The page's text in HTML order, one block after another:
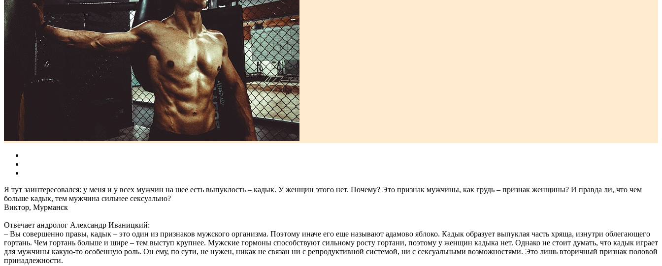
Я тут заинтересовался: у меня и у всех мужчин на шее есть выпуклость – кадык. У женщин этого нет. Почему? Это признак мужчины, как грудь – признак женщины? И правда ли, что чем
больше кадык, тем мужчина сильнее сексуально?
Виктор, Мурманск
Отвечает андролог Александр Иваницкий:
– Вы совершенно правы, кадык – это один из признаков мужского организма. Поэтому иначе его еще называют адамово яблоко. Кадык образует выпуклая часть хряща, изнутри облегающего
гортань. Чем гортань больше и шире – тем выступ крупнее. Мужские гормоны способствуют сильному росту гортани, поэтому у женщин кадыка нет. Однако не стоит думать, что кадык играет
для мужчины какую-то особенную роль. Он ему, по сути, не нужен, никак не связан ни с репродуктивной системой, ни с сексуальными возможностями. Это лишь вторичный признак половой
принадлежности.